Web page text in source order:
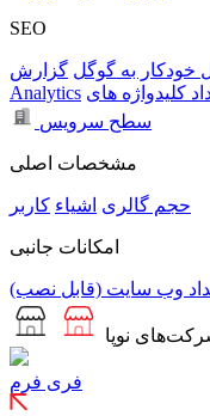
SEO
خودکار به گوگل گزارش
Analytics
سطح سرویس
مشخصات اصلی
حجم گالری اشیاء کاربر
امکانات جانبی
وب سایت (قابل نصب)
نوپا
فری فرم